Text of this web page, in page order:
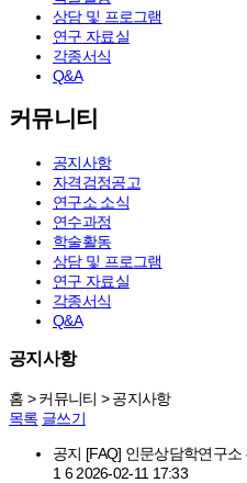
상담 및 프로그램
연구 자료실
각종서식
Q&A
커뮤니티
공지사항
자격검정공고
연구소 소식
연수과정
학술활동
상담 및 프로그램
연구 자료실
각종서식
Q&A
공지사항
홈 > 커뮤니티 >공지사항
목록 글쓰기
공지 [FAQ] 인문상담학연구
1 62026-02-11 17:33